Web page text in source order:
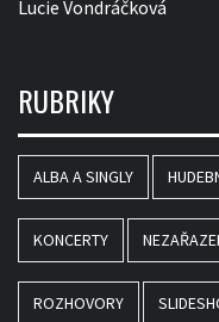
Lucie Vondráčková
RUBRIKY
ALBA A SINGLY
KONCERTY
ROZHOVORY